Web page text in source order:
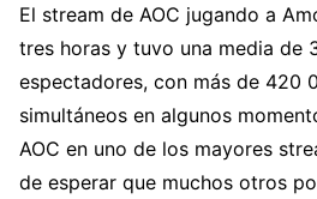
El stream de AOC jugando a
tres horas y tuvo una media de
espectadores, con más de 420
simultáneos en algunos
AOC en uno de los mayores
de esperar que muchos otros